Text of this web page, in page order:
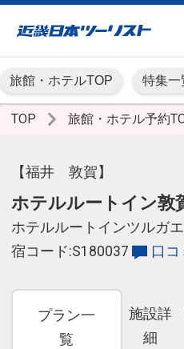
旅館・ホテルTOP 特集一
TOP 旅館・ホテル予約
【福井 敦賀】
ホテルルートイン敦
ホテルルートインツルガ
宿コード:S180037
口コ
プラン一
覧
施設詳
細